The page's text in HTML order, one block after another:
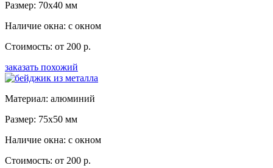
Размер: 70x40 мм
Наличие окна: с окном
Стоимость: от 200 р.
заказать похожий
Материал: алюминий
Размер: 75x50 мм
Наличие окна: с окном
Стоимость: от 200 р.